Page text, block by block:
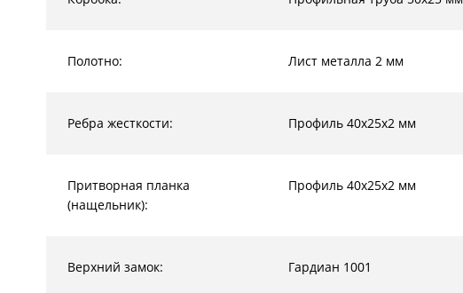
Полотно: Лист металла 2 мм
Ребра жесткости: Профиль 40х25х2 мм
Притворная планка
(нащельник):
Профиль 40х25х2 мм
Верхний замок: Гардиан 1001